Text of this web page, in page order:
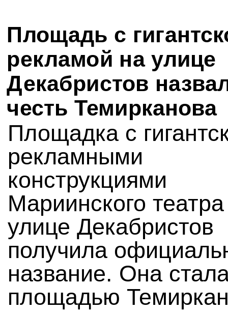
Площадь с
рекламой на улице
Декабристов
честь Темирканова
Площадка с
рекламными
конструкциями
Мариинского
улице Декабристов
получила
название. Она
площадью